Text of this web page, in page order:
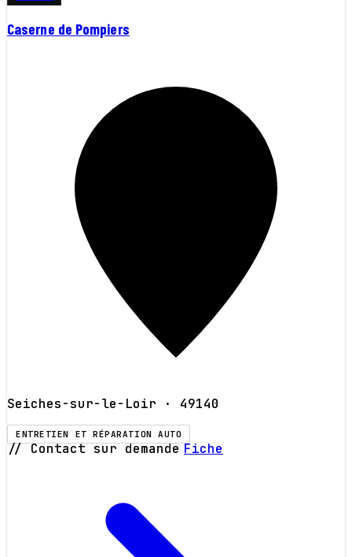
Caserne de Pompiers
Seiches-sur-le-Loir · 49140
ENTRETIEN ET RÉPARATION AUTO
// Contact sur demande Fiche